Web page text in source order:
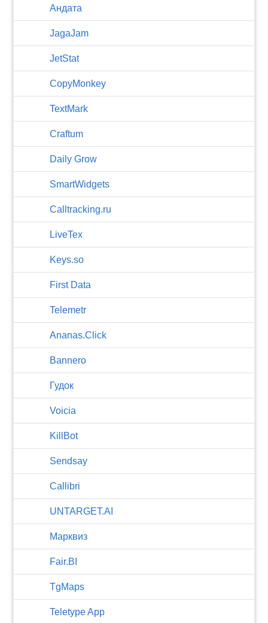
Андата
JagaJam
JetStat
CopyMonkey
TextMark
Craftum
​Daily Grow
SmartWidgets
Calltracking.ru
LiveTex
Keys.so
First Data
Telemetr
Ananas.Click
Bannero
Гудок
Voicia
KillBot
Sendsay
Callibri
UNTARGET.AI
Марквиз
Fair.BI
TgMaps
Teletype App